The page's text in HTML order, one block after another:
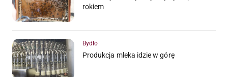
rokiem
Bydło
Produkcja mleka idzie w górę